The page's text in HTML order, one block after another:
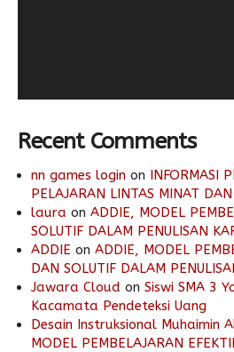
Recent Comments
nn games login on INFORMASI
PELAJARAN LINTAS MINAT
laura on ADDIE, MODEL
SOLUTIF DALAM PENULISAN
ADDIE on ADDIE, MODEL
DAN SOLUTIF DALAM
Jawara Cloud on Siswi SMA 3
Kacamata Pendeteksi Uang
Desain Instruksional Muhaimin
MODEL PEMBELAJARAN